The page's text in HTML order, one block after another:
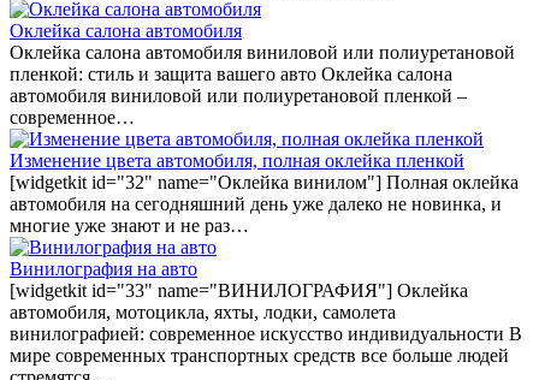
Оклейка салона автомобиля
Оклейка салона автомобиля виниловой или полиуретановой
пленкой: стиль и защита вашего авто Оклейка салона
автомобиля виниловой или полиуретановой пленкой –
современное…
Изменение цвета автомобиля, полная оклейка пленкой
[widgetkit id="32" name="Оклейка винилом"] Полная оклейка
автомобиля на сегодняшний день уже далеко не новинка, и
многие уже знают и не раз…
Винилография на авто
[widgetkit id="33" name="ВИНИЛОГРАФИЯ"] Оклейка
автомобиля, мотоцикла, яхты, лодки, самолета
винилографией: современное искусство индивидуальности В
мире современных транспортных средств все больше людей